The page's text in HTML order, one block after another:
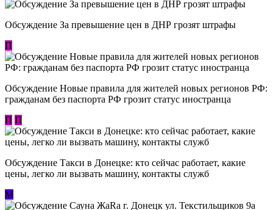
Обсуждение За превышение цен в ДНР грозят штрафы
П
Обсуждение Новые правила для жителей новых регионов РФ:
гражданам без паспорта РФ грозит статус иностранца
П П
Обсуждение ​Такси в Донецке: кто сейчас работает, какие
цены, легко ли вызвать машину, контакты служб
М